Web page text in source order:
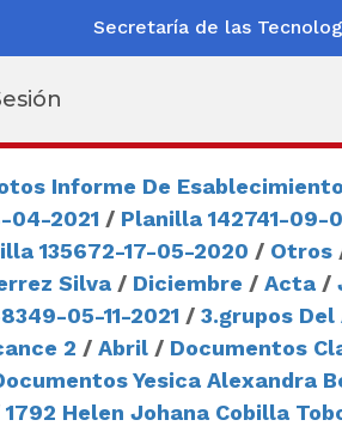
Secretaría de las
Informe De
04-2021 / Planilla 142741-09-
135672-17-05-2020 / Otros
Silva / Diciembre / Acta /
05-11-2021 / 3.grupos
2 / Abril / Documentos
Yesica Alexandra
1792 Helen Johana Cobilla